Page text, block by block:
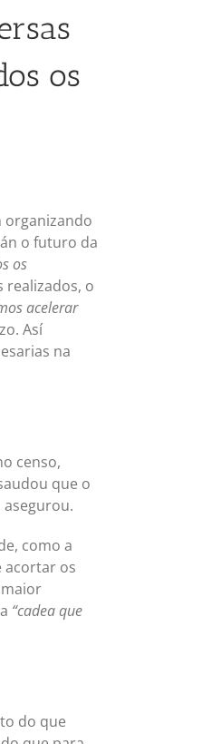
os
organizando
o futuro da
os
o
acelerar
Así
na
censo,
que o
asegurou.
como a
acortar os
“cadea que
do que